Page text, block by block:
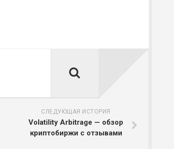
СЛЕДУЮЩАЯ ИСТОРИЯ
Volatility Arbitrage — обзор
криптобиржи с отзывами